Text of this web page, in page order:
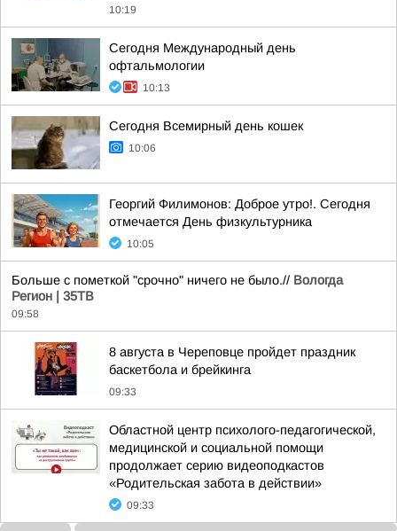
10:19
Сегодня Международный день
офтальмологии
10:13
Сегодня Всемирный день кошек
10:06
Георгий Филимонов: Доброе утро!. Сегодня
отмечается День физкультурника
10:05
Больше с пометкой "срочно" ничего не было.// Вологда
Регион | 35ТВ
09:58
8 августа в Череповце пройдет праздник
баскетбола и брейкинга
09:33
Областной центр психолого-педагогической,
медицинской и социальной помощи
продолжает серию видеоподкастов
«Родительская забота в действии»
09:33